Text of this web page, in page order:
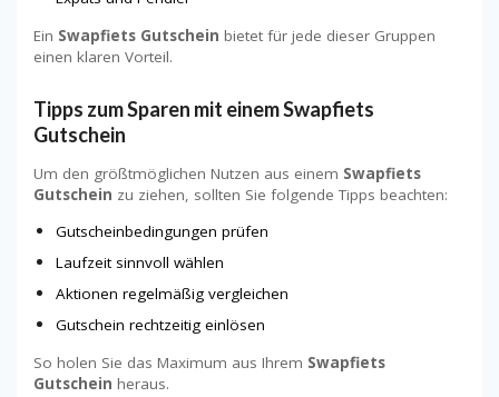
Ein Swapfiets Gutschein bietet für jede dieser Gruppen
einen klaren Vorteil.
Tipps zum Sparen mit einem Swapfiets
Gutschein
Um den größtmöglichen Nutzen aus einem Swapfiets
Gutschein zu ziehen, sollten Sie folgende Tipps beachten:
Gutscheinbedingungen prüfen
Laufzeit sinnvoll wählen
Aktionen regelmäßig vergleichen
Gutschein rechtzeitig einlösen
So holen Sie das Maximum aus Ihrem Swapfiets
Gutschein heraus.